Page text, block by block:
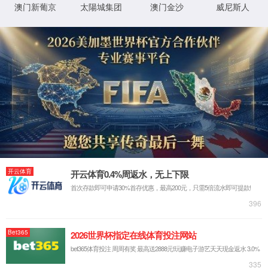
详细错误信息:
模块 IIS Web Core
通知
MapRequestHan
dler
处理程
序
StaticFile
错误代
码
0x80070002
请求的
URL
http://www.han-shine.com:80/article/c
ategory/gzxljc
物理路
径
D:\webhosting\clients\a7092966-43f1-
4b63-ad36-bbe423e442e0\wwwroot\arti
cle\category\gzxljc
登录方
法
匿名
登录用 匿名
详细信息:
此错误表明文件或目录在服务器上不存在。请创建文件或目录并重新尝试请
求。
XML 地图